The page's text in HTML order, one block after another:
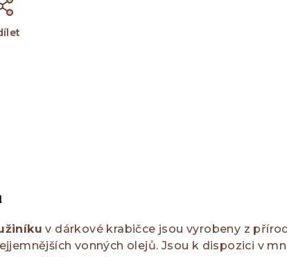
v dárkové krabičce jsou vyrobeny z
vonných olejů. Jsou k dispozici v